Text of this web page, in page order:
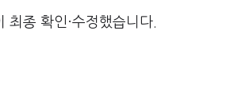
종 확인·수정했습니다.